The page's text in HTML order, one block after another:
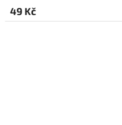
49 Kč